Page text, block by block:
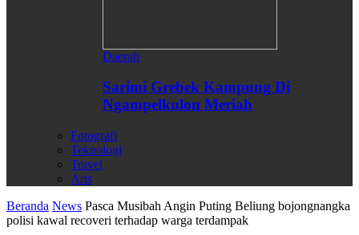
Daerah
Sarimi Grebek Kampung Di
Ngampelkulon Meriah
Fotografi
Teknologi
Travel
Arts
Beranda News Pasca Musibah Angin Puting Beliung bojongnangka
polisi kawal recoveri terhadap warga terdampak